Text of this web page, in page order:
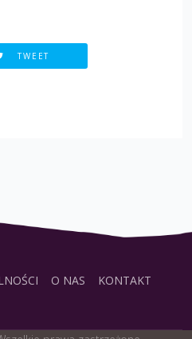
TWEET
O NAS KONTAKT